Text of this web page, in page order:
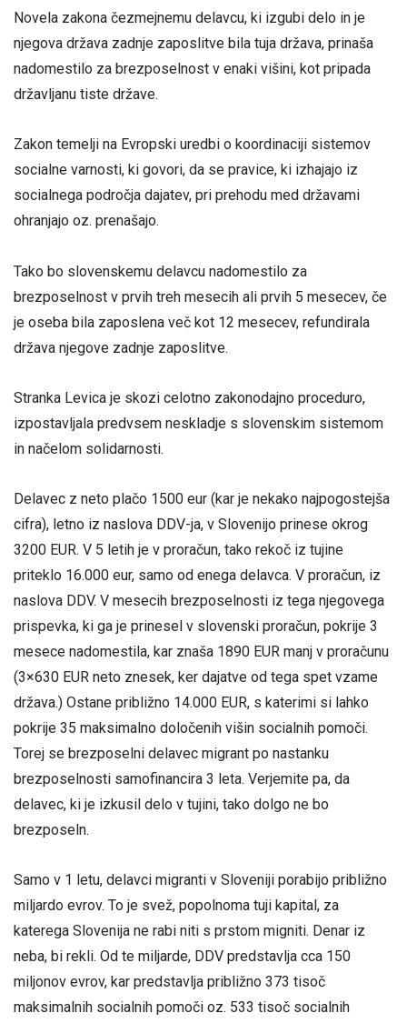
Novela zakona čezmejnemu delavcu, ki izgubi delo in je
njegova država zadnje zaposlitve bila tuja država, prinaša
nadomestilo za brezposelnost v enaki višini, kot pripada
državljanu tiste države.
Zakon temelji na Evropski uredbi o koordinaciji sistemov
socialne varnosti, ki govori, da se pravice, ki izhajajo iz
socialnega področja dajatev, pri prehodu med državami
ohranjajo oz. prenašajo.
Tako bo slovenskemu delavcu nadomestilo za
brezposelnost v prvih treh mesecih ali prvih 5 mesecev, če
je oseba bila zaposlena več kot 12 mesecev, refundirala
država njegove zadnje zaposlitve.
Stranka Levica je skozi celotno zakonodajno proceduro,
izpostavljala predvsem neskladje s slovenskim sistemom
in načelom solidarnosti.
Delavec z neto plačo 1500 eur (kar je nekako najpogostejša
cifra), letno iz naslova DDV-ja, v Slovenijo prinese okrog
3200 EUR. V 5 letih je v proračun, tako rekoč iz tujine
priteklo 16.000 eur, samo od enega delavca. V proračun, iz
naslova DDV. V mesecih brezposelnosti iz tega njegovega
prispevka, ki ga je prinesel v slovenski proračun, pokrije 3
mesece nadomestila, kar znaša 1890 EUR manj v proračunu
(3×630 EUR neto znesek, ker dajatve od tega spet vzame
država.) Ostane približno 14.000 EUR, s katerimi si lahko
pokrije 35 maksimalno določenih višin socialnih pomoči.
Torej se brezposelni delavec migrant po nastanku
brezposelnosti samofinancira 3 leta. Verjemite pa, da
delavec, ki je izkusil delo v tujini, tako dolgo ne bo
brezposeln.
Samo v 1 letu, delavci migranti v Sloveniji porabijo približno
miljardo evrov. To je svež, popolnoma tuji kapital, za
katerega Slovenija ne rabi niti s prstom migniti. Denar iz
neba, bi rekli. Od te miljarde, DDV predstavlja cca 150
miljonov evrov, kar predstavlja približno 373 tisoč
maksimalnih socialnih pomoči oz. 533 tisoč socialnih